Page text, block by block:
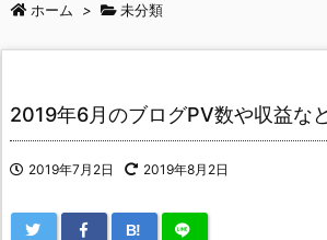
ホーム > 未分類
2019年6月のブログPV数や収益な
2019年7月2日 2019年8月2日
B!